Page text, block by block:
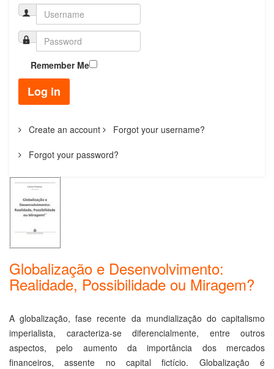
Remember Me
Log in
Create an account Forgot your username?
Forgot your password?
Globalização e Desenvolvimento:
Realidade, Possibilidade ou Miragem?
A globalização, fase recente da mundialização do capitalismo
imperialista, caracteriza-se diferencialmente, entre outros
aspectos, pelo aumento da importância dos mercados
financeiros, assente no capital fictício. Globalização é